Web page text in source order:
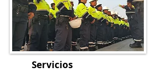
Servicios